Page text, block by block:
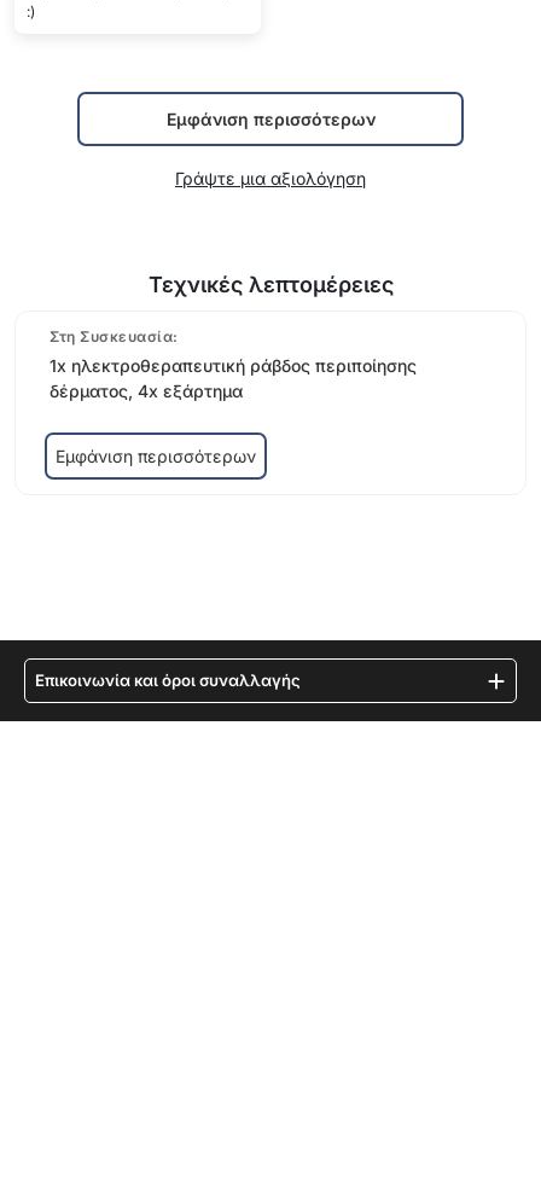
:)
Εμφάνιση περισσότερων
Γράψτε μια αξιολόγηση
Τεχνικές λεπτομέρειες
Στη Συσκευασία:
1x ηλεκτροθεραπευτική ράβδος περιποίησης
δέρματος, 4x εξάρτημα
Εμφάνιση περισσότερων
Επικοινωνία και όροι συναλλαγής